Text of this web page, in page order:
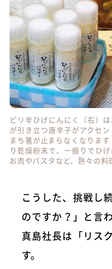
ピリ辛ひげにんにく（右）
が引き立つ唐辛子がアクセ
まち箸が止まらなくなりま
り乾燥粉末で、一振りでひ
お肉やパスタなど、熱々の料
こうした、挑戦し
のですか？」と言
真島社長は「リス
す。